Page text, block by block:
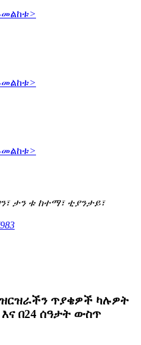
>
>
>
ታን ቱ ከተማ፣ ቲያንታይ፣
ጥያቄዎች ካሉዎት
በ24 ሰዓታት ውስጥ